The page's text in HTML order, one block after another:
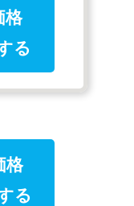
格
る
格
る